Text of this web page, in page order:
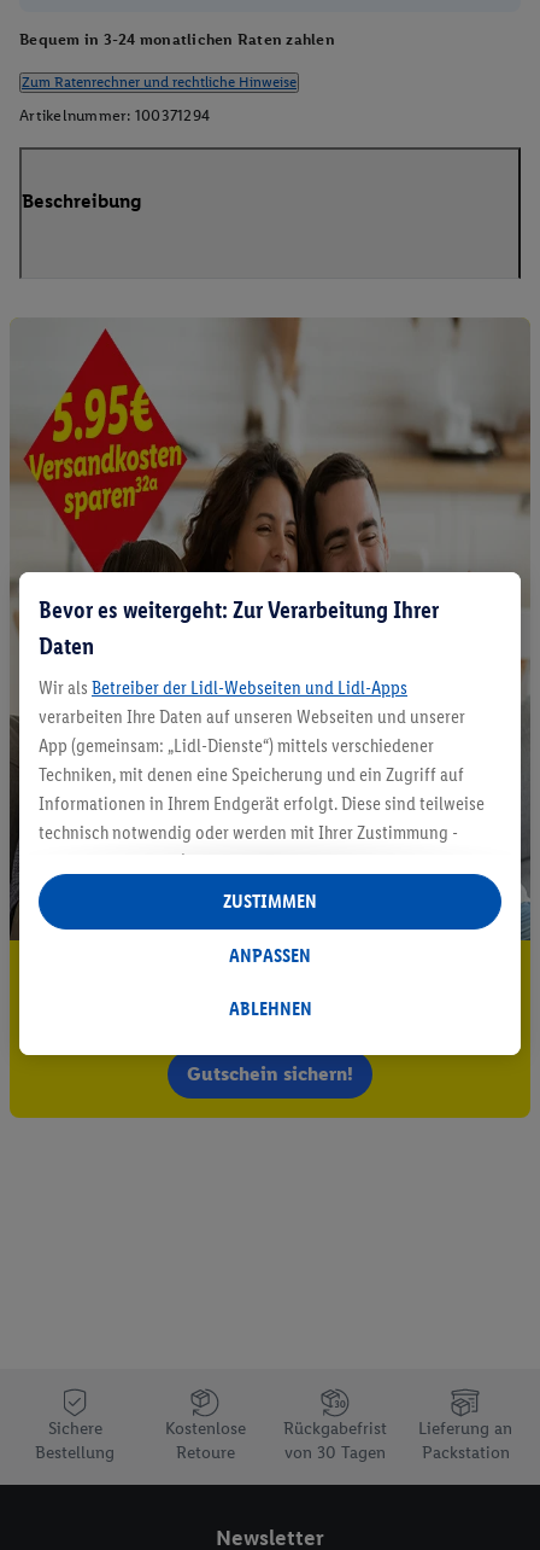
Bequem in 3-24 monatlichen Raten zahlen
Zum Ratenrechner und rechtliche Hinweise
Artikelnummer: 100371294
Beschreibung
Jetzt zum Newsletter anmelden
Gutschein sichern!
Sichere
Bestellung
Kostenlose
Retoure
Rückgabefrist
von 30 Tagen
Lieferung an
Packstation
Newsletter
Bevor es weitergeht: Zur Verarbeitung Ihrer
Daten
Wir als Betreiber der Lidl-Webseiten und Lidl-Apps
verarbeiten Ihre Daten auf unseren Webseiten und unserer
App (gemeinsam: „Lidl-Dienste“) mittels verschiedener
Techniken, mit denen eine Speicherung und ein Zugriff auf
Informationen in Ihrem Endgerät erfolgt. Diese sind teilweise
technisch notwendig oder werden mit Ihrer Zustimmung -
auch durch Partner (u.a.
Verantwortliche; im Zusammenhang mit dem IAB TCF
insgesamt
Statistik-Erstellung oder für personalisierte Werbung
Datenverarbeitungen für personalisierte Werbung werden
Dritten die Ausspielung von Werbung außerhalb der Lidl-
Dienste über die Ihnen und Ihren Haushaltsangehörigen
zugeordneten Endgeräte zu ermöglichen. Sofern Sie
von Daten (z.B. über Ihre Nutzung der Lidl-Dienste, Ihr
Kaufverhalten in den Lidl-Diensten, Informationen aus Ihrem
Kundenkonto - z.B. Alter oder Geschlecht - sowie Ihre genauen
Dienste hinweg einschließlich dem Speichern von und/ oder
ABLEHNEN
ANPASSEN
ZUSTIMMEN